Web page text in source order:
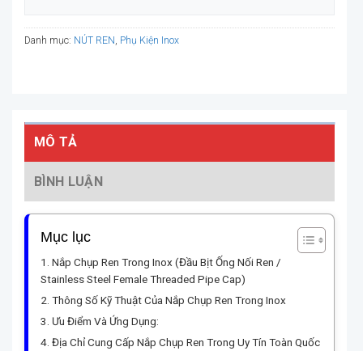
Danh mục: NÚT REN, Phụ Kiện Inox
MÔ TẢ
BÌNH LUẬN
Mục lục
Nắp Chụp Ren Trong Inox (Đầu Bịt Ống Nối Ren /
Stainless Steel Female Threaded Pipe Cap)
Thông Số Kỹ Thuật Của Nắp Chụp Ren Trong Inox
Ưu Điểm Và Ứng Dụng:
Địa Chỉ Cung Cấp Nắp Chụp Ren Trong Uy Tín Toàn Quốc